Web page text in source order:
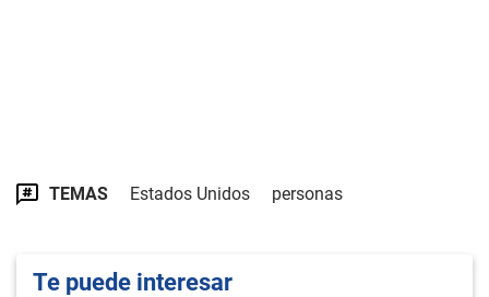
TEMAS Estados Unidos personas
Te puede interesar